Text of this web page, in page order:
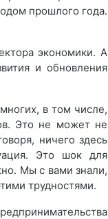
прошлого года.
экономики. А
и обновления
в том числе,
Это не может не
ничего здесь
Это шок для
Мы с вами знали,
трудностями.